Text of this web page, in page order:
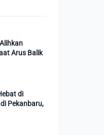
Arus Balik
di
Pekanbaru,